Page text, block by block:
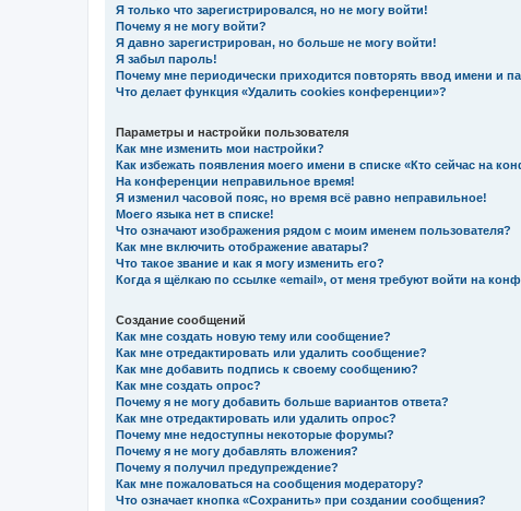
Я только что зарегистрировался, но не могу войти!
Почему я не могу войти?
Я давно зарегистрирован, но больше не могу войти!
Я забыл пароль!
Почему мне периодически приходится повторять ввод имени и
Что делает функция «Удалить cookies конференции»?
Параметры и настройки пользователя
Как мне изменить мои настройки?
Как избежать появления моего имени в списке «Кто сейчас на
На конференции неправильное время!
Я изменил часовой пояс, но время всё равно неправильное!
Моего языка нет в списке!
Что означают изображения рядом с моим именем пользователя?
Как мне включить отображение аватары?
Что такое звание и как я могу изменить его?
Когда я щёлкаю по ссылке «email», от меня требуют войти на
Создание сообщений
Как мне создать новую тему или сообщение?
Как мне отредактировать или удалить сообщение?
Как мне добавить подпись к своему сообщению?
Как мне создать опрос?
Почему я не могу добавить больше вариантов ответа?
Как мне отредактировать или удалить опрос?
Почему мне недоступны некоторые форумы?
Почему я не могу добавлять вложения?
Почему я получил предупреждение?
Как мне пожаловаться на сообщения модератору?
Что означает кнопка «Сохранить» при создании сообщения?